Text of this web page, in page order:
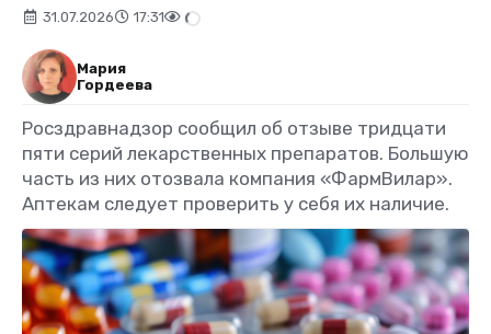
31.07.2026 17:31
Мария
Гордеева
Росздравнадзор сообщил об отзыве тридцати
пяти серий лекарственных препаратов. Большую
часть из них отозвала компания «ФармВилар».
Аптекам следует проверить у себя их наличие.